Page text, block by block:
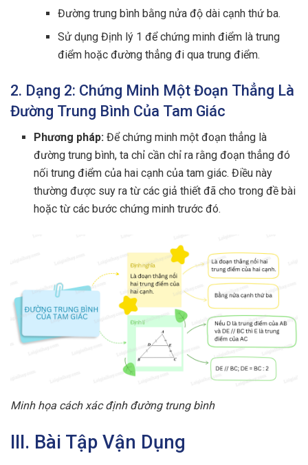
Đường trung bình bằng nửa độ dài cạnh thứ ba.
Sử dụng Định lý 1 để chứng minh điểm là trung
điểm hoặc đường thẳng đi qua trung điểm.
2. Dạng 2: Chứng Minh Một Đoạn Thẳng Là
Đường Trung Bình Của Tam Giác
Phương pháp: Để chứng minh một đoạn thẳng là
đường trung bình, ta chỉ cần chỉ ra rằng đoạn thẳng đó
nối trung điểm của hai cạnh của tam giác. Điều này
thường được suy ra từ các giả thiết đã cho trong đề bài
hoặc từ các bước chứng minh trước đó.
Minh họa cách xác định đường trung bình
III. Bài Tập Vận Dụng